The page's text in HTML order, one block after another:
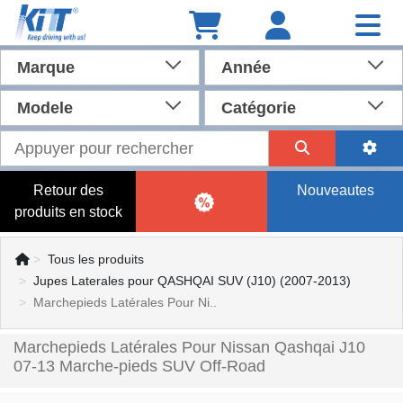
Marque Année
Modele Catégorie
Retour des
produits en stock
Nouveautes
Tous les produits
Jupes Laterales pour QASHQAI SUV (J10) (2007-2013)
Marchepieds Latérales Pour Ni..
Marchepieds Latérales Pour Nissan Qashqai J10
07-13 Marche-pieds SUV Off-Road